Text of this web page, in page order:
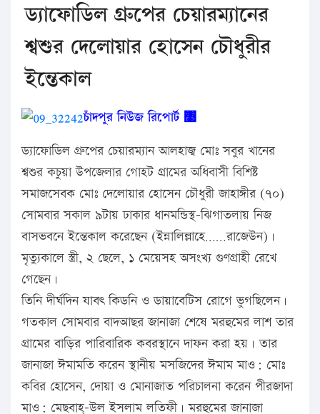
ড্যাফোডিল গ্রুপের চেয়ারম্যানের
শ্বশুর দেলোয়ার হোসেন চৌধুরীর
ইন্তেকাল
চাঁদপুর নিউজ রিপোর্ট ঳
ড্যাফোডিল গ্রুপের চেয়ারম্যান আলহাজ্ব মোঃ সবুর খানের
শ্বশুর কচুয়া উপজেলার গোহট গ্রামের অধিবাসী বিশিষ্ট
সমাজসেবক মোঃ দেলোয়ার হোসেন চৌধুরী জাহাঙ্গীর (৭০)
সোমবার সকাল ৯টায় ঢাকার ধানমন্ডিস্থ-ঝিগাতলায় নিজ
বাসভবনে ইন্তেকাল করেছেন (ইন্নালিল্লাহে……রাজেউন)।
মৃত্যুকালে স্ত্রী, ২ ছেলে, ১ মেয়েসহ অসংখ্য গুণগ্রাহী রেখে
গেছেন।
তিনি দীর্ঘদিন যাবৎ কিডনি ও ডায়াবেটিস রোগে ভুগছিলেন।
গতকাল সোমবার বাদআছর জানাজা শেষে মরহুমের লাশ তার
গ্রামের বাড়ির পারিবারিক কবরস্থানে দাফন করা হয়। তার
জানাজা ঈমামতি করেন স্থানীয় মসজিদের ঈমাম মাও: মোঃ
কবির হোসেন, দোয়া ও মোনাজাত পরিচালনা করেন পীরজাদা
মাও: মেছবাহ্-উল ইসলাম লতিফী। মরহুমের জানাজা